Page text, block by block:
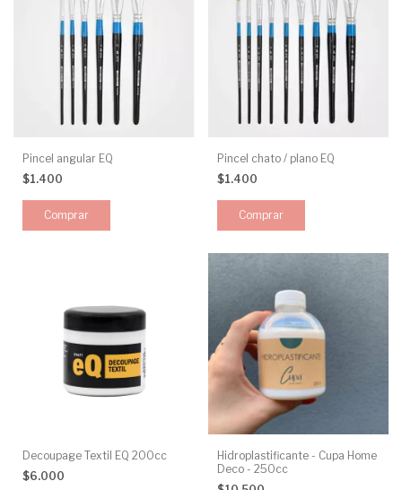
Pincel angular EQ
$1.400
Comprar
Pincel chato / plano EQ
$1.400
Comprar
Decoupage Textil EQ 200cc
$6.000
Hidroplastificante - Cupa Home
Deco - 250cc